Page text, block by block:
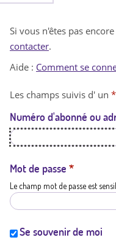
n
t
a
t
i
Si vous n'êtes pas
contacter.
Aide : Comment se
Les champs suivis d' un *
Numéro d'abonné ou
Mot de passe *
Le champ mot de passe est
Se souvenir de moi